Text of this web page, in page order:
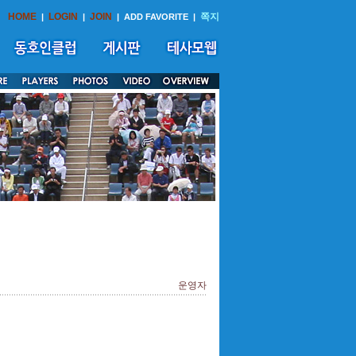
HOME | LOGIN | JOIN | ADD FAVORITE | 쪽지
운영자